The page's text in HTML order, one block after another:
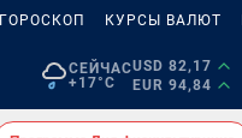
ГОРОСКОП КУРСЫ ВАЛЮТ
СЕЙЧАС
+17°C
USD 82,17
EUR 94,84